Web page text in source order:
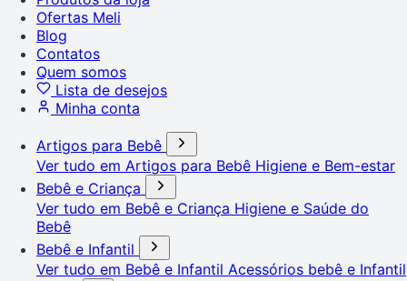
Ofertas Meli
Blog
Contatos
Quem somos
Lista de desejos
Minha conta
Artigos para Bebê
Ver tudo em Artigos para Bebê Higiene e Bem-estar
Bebê e Criança
Ver tudo em Bebê e Criança Higiene e Saúde do
Bebê
Bebê e Infantil
Ver tudo em Bebê e Infantil Acessórios bebê e Infantil